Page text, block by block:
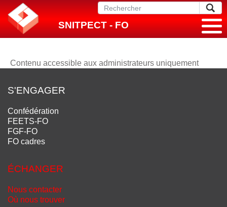
SNITPECT - FO
Contenu accessible aux administrateurs uniquement
S'ENGAGER
Confédération
FEETS-FO
FGF-FO
FO cadres
ÉCHANGER
Nous contacter
Où nous trouver